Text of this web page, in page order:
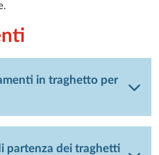
in traghetto per
partenza dei traghetti